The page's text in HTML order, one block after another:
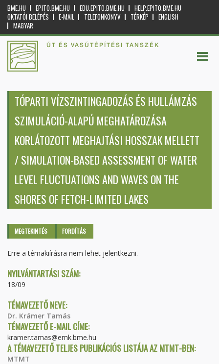
BME.HU EPITO.BME.HU EDU.EPITO.BME.HU
HELP.EPITO.BME.HU
OKTATÓI BELÉPÉS
E-MAIL TELEFONKÖNYV TÉRKÉP
ENGLISH
MAGYAR
ÚT ÉS VASÚTÉPÍTÉSI TANSZÉK
TÓPARTI VÍZSZINTINGADOZÁS ÉS HULLÁMZÁS
SZIMULÁCIÓ-ALAPÚ MEGHATÁROZÁSA
KORLÁTOZOTT MEGHAJTÁSI HOSSZAK MELLETT
/ SIMULATION-BASED ASSESSMENT OF WATER
LEVEL FLUCTUATIONS AND WAVES ON THE
SHORES OF FETCH-LIMITED LAKES
Elsődleges fülek
MEGTEKINTÉS (AKTÍVFORDÍTÁS
Erre a témakiírásra nem lehet jelentkezni.
NYILVÁNTARTÁSI SZÁM:
18/09
TÉMAVEZETŐ NEVE:
Dr. Krámer Tamás
TÉMAVEZETŐ E-MAIL CÍME:
kramer.tamas@emk.bme.hu
A TÉMAVEZETŐ TELJES PUBLIKÁCIÓS LISTÁJA AZ MTMT-BEN:
MTMT